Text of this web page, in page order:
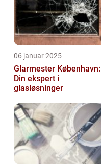
06 januar 2025
Glarmester København:
Din ekspert i
glasløsninger